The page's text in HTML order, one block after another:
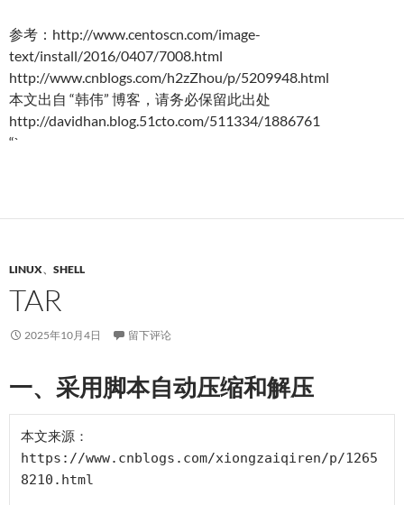
参考：http://www.centoscn.com/image-
text/install/2016/0407/7008.html
http://www.cnblogs.com/h2zZhou/p/5209948.html
本文出自 “韩伟” 博客，请务必保留此出处
http://davidhan.blog.51cto.com/511334/1886761
“`
LINUX、 SHELL
TAR
2025年10月4日 留下评论
一、采用脚本自动压缩和解压
本文来源：
https://www.cnblogs.com/xiongzaiqiren/p/1265
8210.html